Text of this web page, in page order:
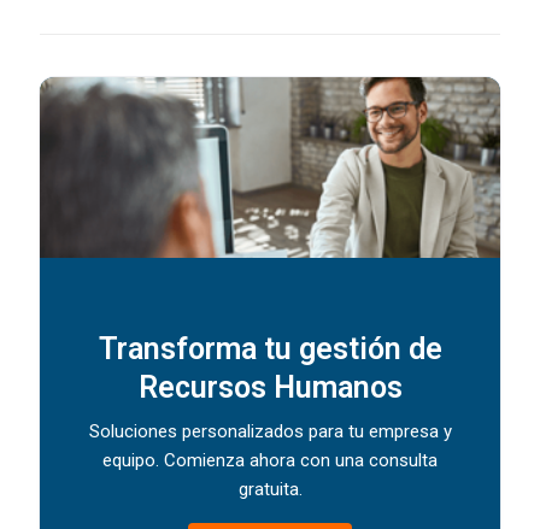
Transforma tu gestión de
Recursos Humanos
Soluciones personalizados para tu empresa y
equipo. Comienza ahora con una consulta
gratuita.